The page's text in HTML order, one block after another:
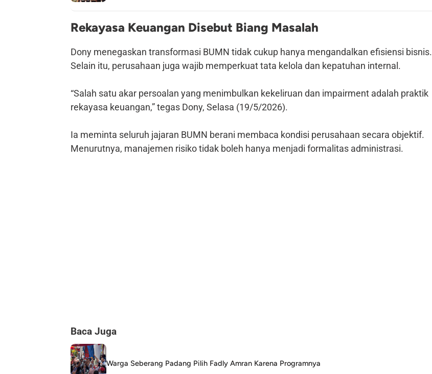
Rekayasa Keuangan Disebut Biang Masalah
Dony menegaskan transformasi BUMN tidak cukup hanya mengandalkan efisiensi bisnis.
Selain itu, perusahaan juga wajib memperkuat tata kelola dan kepatuhan internal.
“Salah satu akar persoalan yang menimbulkan kekeliruan dan impairment adalah praktik
rekayasa keuangan,” tegas Dony, Selasa (19/5/2026).
Ia meminta seluruh jajaran BUMN berani membaca kondisi perusahaan secara objektif.
Menurutnya, manajemen risiko tidak boleh hanya menjadi formalitas administrasi.
Baca Juga
Warga Seberang Padang Pilih Fadly Amran Karena Programnya